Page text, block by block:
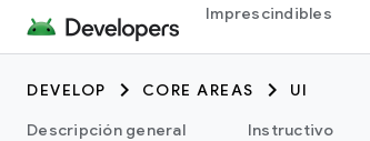
Imprescindibles
DEVELOP CORE AREAS
UI
Descripción general
Instructivo